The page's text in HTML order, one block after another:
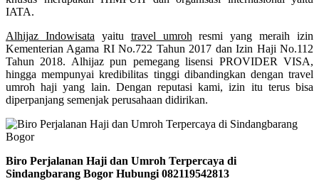
IATA.
Alhijaz Indowisata yaitu travel umroh resmi yang meraih izin
Kementerian Agama RI No.722 Tahun 2017 dan Izin Haji No.112
Tahun 2018. Alhijaz pun pemegang lisensi PROVIDER VISA,
hingga mempunyai kredibilitas tinggi dibandingkan dengan travel
umroh haji yang lain. Dengan reputasi kami, izin itu terus bisa
diperpanjang semenjak perusahaan didirikan.
Biro Perjalanan Haji dan Umroh Terpercaya di
Sindangbarang Bogor Hubungi 082119542813